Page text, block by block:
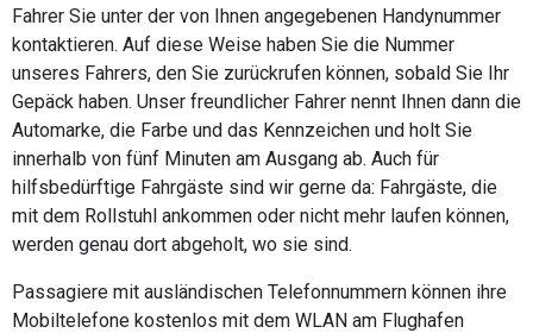
Fahrer Sie unter der von Ihnen angegebenen Handynummer
kontaktieren. Auf diese Weise haben Sie die Nummer
unseres Fahrers, den Sie zurückrufen können, sobald Sie Ihr
Gepäck haben. Unser freundlicher Fahrer nennt Ihnen dann die
Automarke, die Farbe und das Kennzeichen und holt Sie
innerhalb von fünf Minuten am Ausgang ab. Auch für
hilfsbedürftige Fahrgäste sind wir gerne da: Fahrgäste, die
mit dem Rollstuhl ankommen oder nicht mehr laufen können,
werden genau dort abgeholt, wo sie sind.
Passagiere mit ausländischen Telefonnummern können ihre
Mobiltelefone kostenlos mit dem WLAN am Flughafen